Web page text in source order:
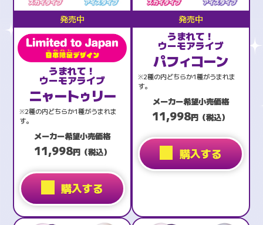
発売中
うまれて！
ウーモアライブ
ニャートゥリー
※2種の内どちらか1種がうまれま
す。
メーカー希望小売価格
11,998円（税込）
購入する
発売中
うまれて！
ウーモアライブ
パフィコーン
※2種の内どちらか1種がうまれま
す。
メーカー希望小売価格
11,998円（税込）
購入する